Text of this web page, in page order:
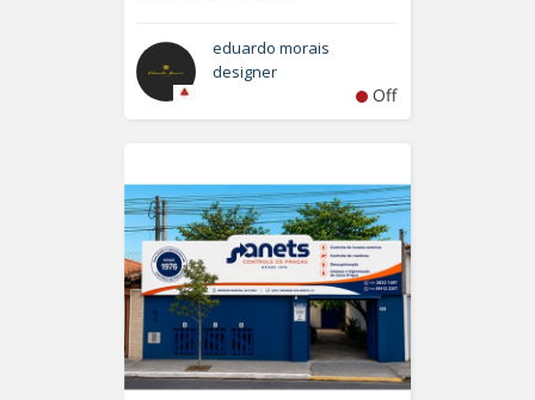
eduardo morais
designer
Off